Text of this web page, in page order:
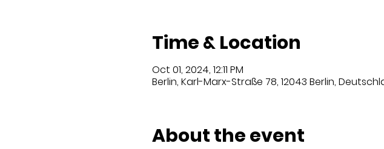
Time & Location
Oct 01, 2024, 12:11 PM
Berlin, Karl-Marx-Straße 78, 12043 Berlin,
About the event